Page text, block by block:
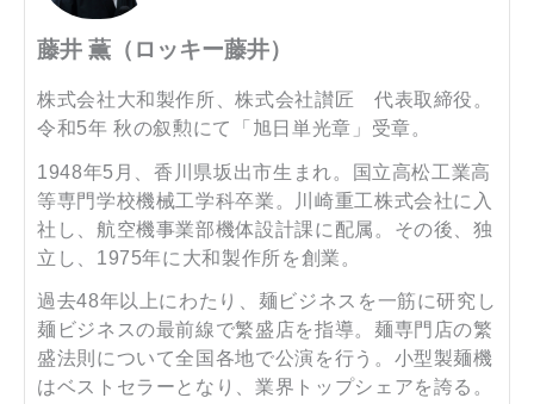
藤井 薫（ロッキー藤井）
株式会社大和製作所、株式会社讃匠 代表取締役。
令和5年 秋の叙勲にて「旭日単光章」受章。
1948年5月、香川県坂出市生まれ。国立高松工業高
等専門学校機械工学科卒業。川崎重工株式会社に入
社し、航空機事業部機体設計課に配属。その後、独
立し、1975年に大和製作所を創業。
過去48年以上にわたり、麺ビジネスを一筋に研究し
麺ビジネスの最前線で繁盛店を指導。麺専門店の繁
盛法則について全国各地で公演を行う。小型製麺機
はベストセラーとなり、業界トップシェアを誇る。